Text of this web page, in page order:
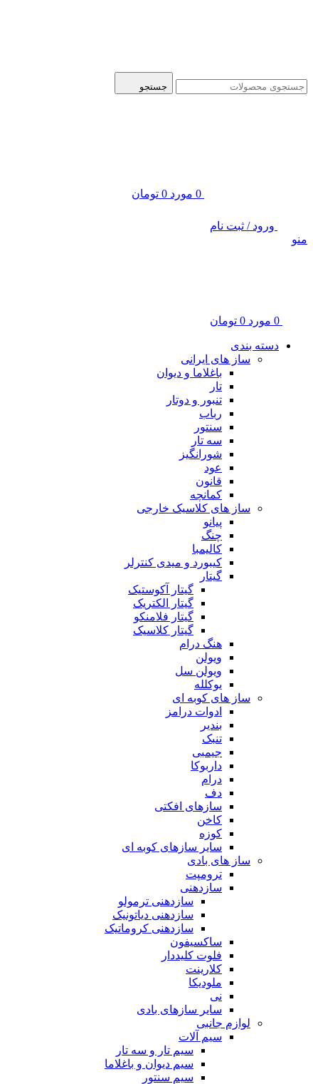
جستجو
0 مورد 0 تومان
ورود / ثبت نام
منو
0 مورد 0 تومان
دسته بندی
ساز های ایرانی
باغلاما و دیوان
تار
تنبور و دوتار
رباب
سنتور
سه تار
شورانگیز
عود
قانون
کمانچه
ساز های کلاسیک خارجی
پیانو
چنگ
کالیمبا
کیبورد و میدی کنترلر
گیتار
گیتار آکوستیک
گیتار الکتریک
گیتار فلامنکو
گیتار کلاسیک
هنگ درام
ویولن
ویولن سل
یوکلله
ساز های کوبه ای
ادوات درامز
بندیر
تنبک
جیمبی
داربوکا
درام
دف
سازهای افکتی
کاخن
کوزه
سایر سازهای کوبه ای
ساز های بادی
ترومپت
سازدهنی
سازدهنی ترمولو
سازدهنی دیاتونیک
سازدهنی کروماتیک
ساکسیفون
فلوت کلیددار
کلارینت
ملودیکا
نی
سایر سازهای بادی
لوازم جانبی
سیم آلات
سیم تار و سه تار
سیم دیوان و باغلاما
سیم سنتور